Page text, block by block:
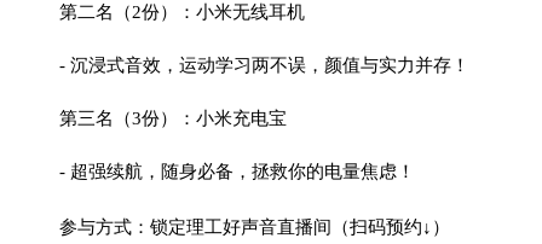
第二名（2份）：小米无线耳机
- 沉浸式音效，运动学习两不误，颜值与实力并存！
第三名（3份）：小米充电宝
- 超强续航，随身必备，拯救你的电量焦虑！
参与方式：锁定理工好声音直播间（扫码预约↓）